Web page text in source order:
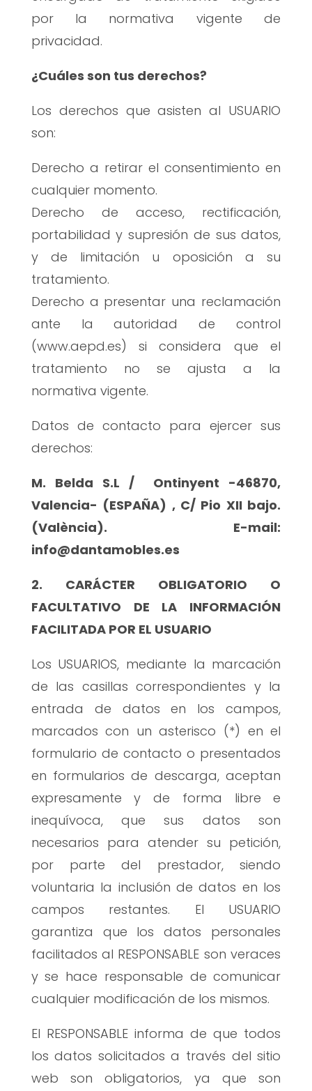
por la normativa vigente de
privacidad.
¿Cuáles son tus derechos?
Los derechos que asisten al USUARIO
son:
Derecho a retirar el consentimiento en
cualquier momento.
Derecho de acceso, rectificación,
portabilidad y supresión de sus datos,
y de limitación u oposición a su
tratamiento.
Derecho a presentar una reclamación
ante la autoridad de control
(www.aepd.es) si considera que el
tratamiento no se ajusta a la
normativa vigente.
Datos de contacto para ejercer sus
derechos:
M. Belda S.L / Ontinyent -46870,
Valencia- (ESPAÑA) , C/ Pio XII bajo.
(València). E-mail:
info@dantamobles.es
2. CARÁCTER OBLIGATORIO O
FACULTATIVO DE LA INFORMACIÓN
FACILITADA POR EL USUARIO
Los USUARIOS, mediante la marcación
de las casillas correspondientes y la
entrada de datos en los campos,
marcados con un asterisco (*) en el
formulario de contacto o presentados
en formularios de descarga, aceptan
expresamente y de forma libre e
inequívoca, que sus datos son
necesarios para atender su petición,
por parte del prestador, siendo
voluntaria la inclusión de datos en los
campos restantes. El USUARIO
garantiza que los datos personales
facilitados al RESPONSABLE son veraces
y se hace responsable de comunicar
cualquier modificación de los mismos.
El RESPONSABLE informa de que todos
los datos solicitados a través del sitio
web son obligatorios, ya que son